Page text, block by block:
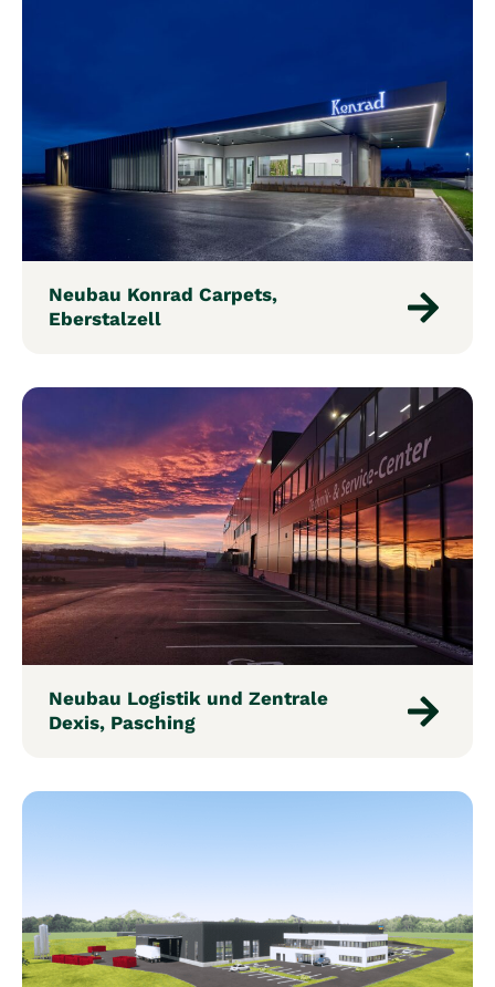
Neubau Konrad Carpets,
Eberstalzell
Neubau Logistik und Zentrale
Dexis, Pasching